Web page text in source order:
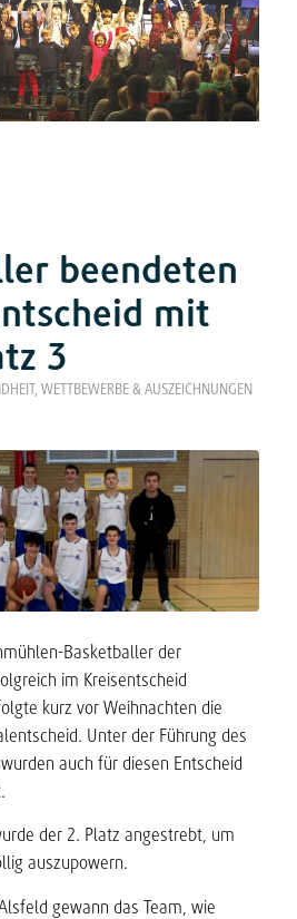
beendeten
mit
3
, WETTBEWERBE & AUSZEICHNUNGEN
Basketballer der
im Kreisentscheid
kurz vor Weihnachten die
Unter der Führung des
auch für diesen Entscheid
der 2. Platz angestrebt, um
auszupowern.
gewann das Team, wie